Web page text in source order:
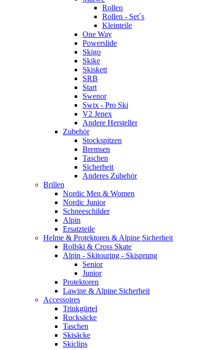
Rollen
Rollen - Set`s
Kleinteile
One Way
Powerslide
Skigo
Skike
Skiskett
SRB
Start
Swenor
Swix - Pro Ski
V2 Jenex
Andere Hersteller
Zubehör
Stockspitzen
Bremsen
Taschen
Sicherheit
Anderes Zubehör
Brillen
Nordic Men & Women
Nordic Junior
Schneeschilder
Alpin
Ersatzteile
Helme & Protektoren & Alpine Sicherheit
Rollski & Cross Skate
Alpin - Skitouring - Skisprung
Senior
Junior
Protektoren
Lawine & Alpine Sicherheit
Accessoires
Trinkgürtel
Rucksäcke
Taschen
Skisäcke
Skiclips